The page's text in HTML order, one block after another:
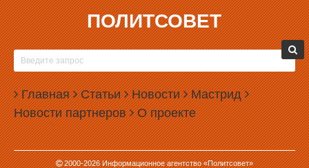
ПОЛИТСОВЕТ
Главная Статьи Новости Мастрид
Новости партнеров О проекте
2000-2026Информационное агентство «Политсовет»
12.05.2011, 16:00
СВЕРДЛОВСКИЕ ВЛАСТИ ПООБЕЩАЛИ ПОМОЧЬ
МЕСТНЫМ КРОЛИКОВОДАМ
На Среднем Урале получит дополнительную государственную
поддержку кролиководческая ферма «Раббит». Об этом в ходе
посещения хозяйства заявил областной премьер Анатолий
Гредин. Директор предприятия...
12.05.2011, 13:55